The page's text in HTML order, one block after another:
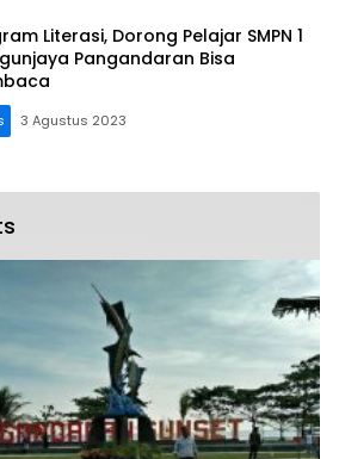
Literasi, Dorong Pelajar SMPN 1
Pangandaran Bisa
3 Agustus 2023